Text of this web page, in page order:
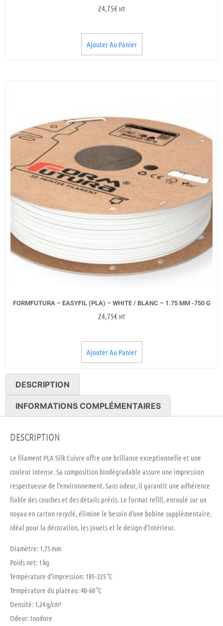
24,75€ HT
Ajouter Au Panier
FORMFUTURA – EASYFIL (PLA) – WHITE / BLANC – 1.75 MM -750 G
24,75€ HT
Ajouter Au Panier
DESCRIPTION
INFORMATIONS COMPLÉMENTAIRES
DESCRIPTION
Le filament PLA Silk Cuivre offre une brillance exceptionnelle et une
couleur intense. Sa composition biodégradable assure une impression
respectueuse de l’environnement. Sans odeur, il garantit une adhérence
fiable des couches et des détails précis. Le format refill, enroulé sur un
noyau en carton recyclé, élimine le besoin d’une bobine supplémentaire.
Idéal pour la décoration, les jouets et le design d’intérieur.
Diamètre: 1,75 mm
Poids net: 1 kg
Température d’impression: 185‑225 °C
Température du plateau:40‑60 °C
Densité: 1,24 g/cm³
Odeur: Inodore